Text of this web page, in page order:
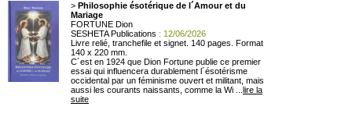
> Philosophie ésotérique de l´Amour et du
Mariage
FORTUNE Dion
SESHETA Publications : 12/06/2026
Livre relié, tranchefile et signet. 140 pages. Format
140 x 220 mm.
C´est en 1924 que Dion Fortune publie ce premier
essai qui influencera durablement l´ésotérisme
occidental par un féminisme ouvert et militant, mais
aussi les courants naissants, comme la Wi ... lire la
suite